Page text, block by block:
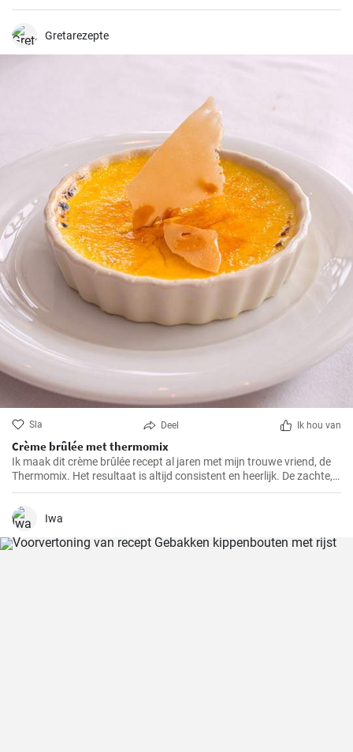
niet alleen makkelijk te maken, maar brengen ook diepe
hebben het recept door de jaren heen zorgvuldig verfijnd en hopen
Gretarezepte
Sla Deel Ik hou van
Crème brûlée met thermomix
Ik maak dit crème brûlée recept al jaren met mijn trouwe vriend, de
Thermomix. Het resultaat is altijd consistent en heerlijk. De zachte,
romige textuur, de knapperige karamelkorst en de eenvoudige maar
klassieke smaken maken dit dessert tot een van mijn favorieten.
Iwa